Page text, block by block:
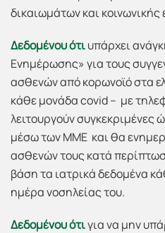
δικαιωμάτων και
Δεδομένου ότιυπάρχει
Ενημέρωσης» για τους
ασθενών από κορωνοϊό στα
κάθε μονάδα covid – με
λειτουργούν συγκεκριμένες
μέσω των ΜΜΕ και θα
ασθενών τους κατά
βάση τα ιατρικά δεδομένα
ημέρα νοσηλείας του.
Δεδομένου ότιγια να μην